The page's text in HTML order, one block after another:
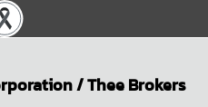
/Thee Brokers